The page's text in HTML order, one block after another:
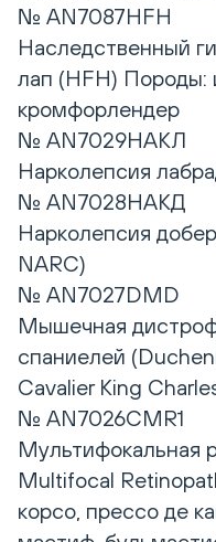
№ AN7087HFH
Наследственный
лап (HFH) Породы:
кромфорлендер
№ AN7029НАКЛ
Нарколепсия
№ AN7028HAКД
Нарколепсия
NARC)
№ AN7027DMD
Мышечная
спаниелей
Cavalier King
№ AN7026CMR1
Мультифокальная
Multifocal
корсо, прессо де